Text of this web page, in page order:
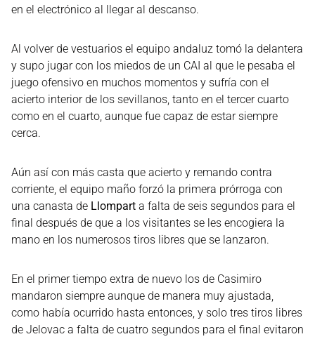
en el electrónico al llegar al descanso.
Al volver de vestuarios el equipo andaluz tomó la delantera
y supo jugar con los miedos de un CAI al que le pesaba el
juego ofensivo en muchos momentos y sufría con el
acierto interior de los sevillanos, tanto en el tercer cuarto
como en el cuarto, aunque fue capaz de estar siempre
cerca.
Aún así con más casta que acierto y remando contra
corriente, el equipo maño forzó la primera prórroga con
una canasta de Llompart a falta de seis segundos para el
final después de que a los visitantes se les encogiera la
mano en los numerosos tiros libres que se lanzaron.
En el primer tiempo extra de nuevo los de Casimiro
mandaron siempre aunque de manera muy ajustada,
como había ocurrido hasta entonces, y solo tres tiros libres
de Jelovac a falta de cuatro segundos para el final evitaron